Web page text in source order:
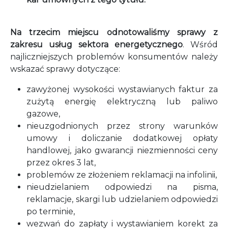
Na trzecim miejscu odnotowaliśmy sprawy z
zakresu usług sektora energetycznego. Wśród
najliczniejszych problemów konsumentów należy
wskazać sprawy dotyczące:
zawyżonej wysokości wystawianych faktur za
zużytą energię elektryczną lub paliwo
gazowe,
nieuzgodnionych przez strony warunków
umowy i doliczanie dodatkowej opłaty
handlowej, jako gwarancji niezmienności ceny
przez okres 3 lat,
problemów ze złożeniem reklamacji na infolinii,
nieudzielaniem odpowiedzi na pisma,
reklamacje, skargi lub udzielaniem odpowiedzi
po terminie,
wezwań do zapłaty i wystawianiem korekt za